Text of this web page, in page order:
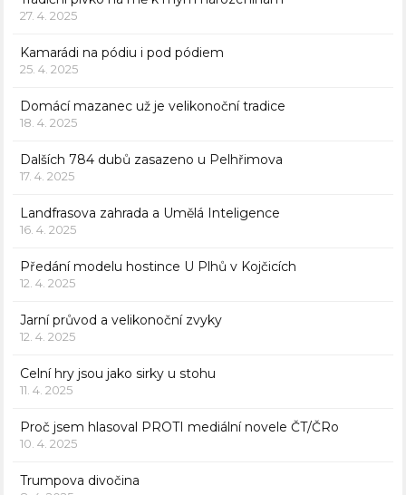
27. 4. 2025
Kamarádi na pódiu i pod pódiem
25. 4. 2025
Domácí mazanec už je velikonoční tradice
18. 4. 2025
Dalších 784 dubů zasazeno u Pelhřimova
17. 4. 2025
Landfrasova zahrada a Umělá Inteligence
16. 4. 2025
Předání modelu hostince U Plhů v Kojčicích
12. 4. 2025
Jarní průvod a velikonoční zvyky
12. 4. 2025
Celní hry jsou jako sirky u stohu
11. 4. 2025
Proč jsem hlasoval PROTI mediální novele ČT/ČRo
10. 4. 2025
Trumpova divočina